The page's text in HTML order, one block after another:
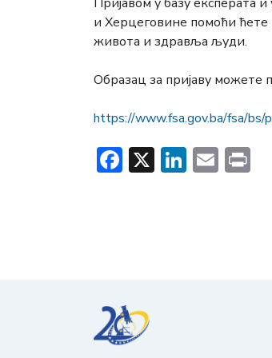
и Херцеговине помоћи
живота и здравља људи.
Образац за пријаву можете
https://www.fsa.gov.ba/fsa/bs/
Facebook
X LinkedIn
Email